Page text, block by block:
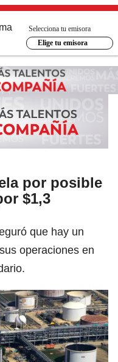
Selecciona tu emisora
Elige tu emisora
por posible
$1,3
que hay un
operaciones en